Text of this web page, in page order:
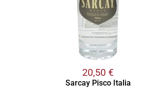
20,50 €
Sarcay Pisco Italia